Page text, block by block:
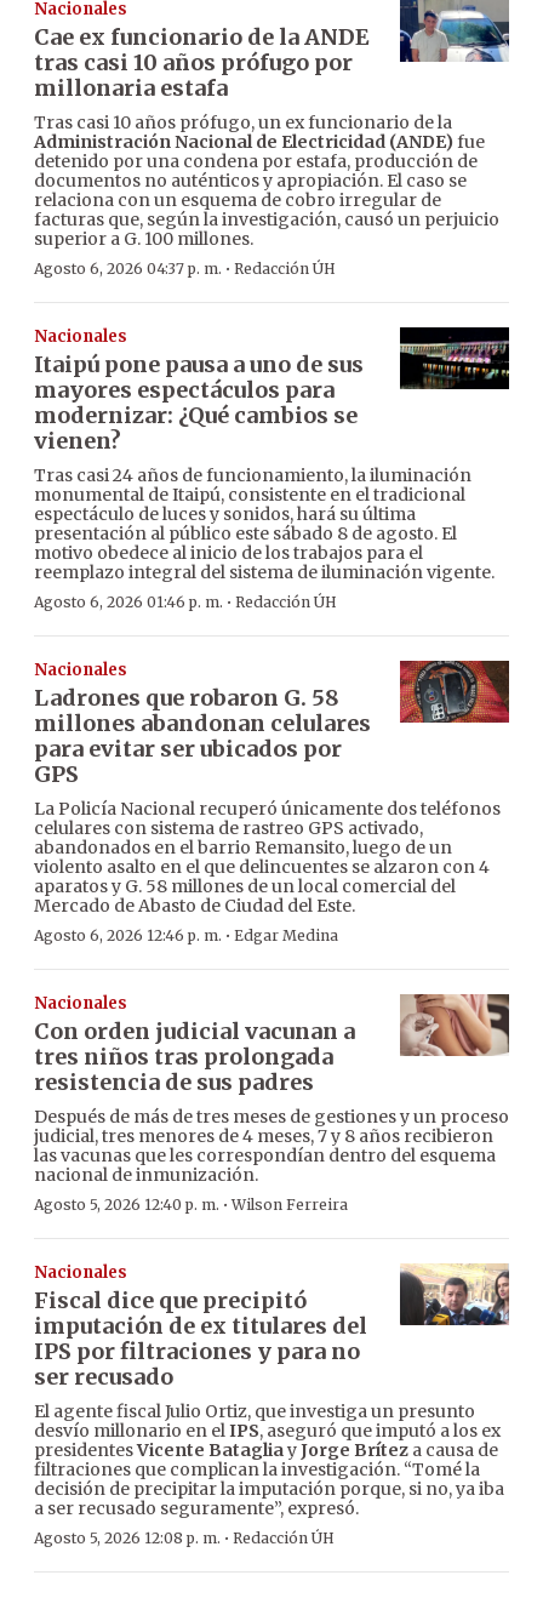
Nacionales
Cae ex funcionario de la ANDE
tras casi 10 años prófugo por
millonaria estafa
Tras casi 10 años prófugo, un ex funcionario de la
Administración Nacional de Electricidad (ANDE)fue
detenido por una condena por estafa, producción de
documentos no auténticos y apropiación. El caso se
relaciona con un esquema de cobro irregular de
facturas que, según la investigación, causó un perjuicio
superior a G. 100 millones.
Agosto 6, 2026 04:37 p. m. · Redacción ÚH
Nacionales
Itaipú pone pausa a uno de sus
mayores espectáculos para
modernizar: ¿Qué cambios se
vienen?
Tras casi 24 años de funcionamiento, la iluminación
monumental de Itaipú, consistente en el tradicional
espectáculo de luces y sonidos, hará su última
presentación al público este sábado 8 de agosto. El
motivo obedece al inicio de los trabajos para el
reemplazo integral del sistema de iluminación vigente.
Agosto 6, 2026 01:46 p. m. · Redacción ÚH
Nacionales
Ladrones que robaron G. 58
millones abandonan celulares
para evitar ser ubicados por
GPS
La Policía Nacional recuperó únicamente dos teléfonos
celulares con sistema de rastreo GPS activado,
abandonados en el barrio Remansito, luego de un
violento asalto en el que delincuentes se alzaron con 4
aparatos y G. 58 millones de un local comercial del
Mercado de Abasto de Ciudad del Este.
Agosto 6, 2026 12:46 p. m. · Edgar Medina
Nacionales
Con orden judicial vacunan a
tres niños tras prolongada
resistencia de sus padres
Después de más de tres meses de gestiones y un proceso
judicial, tres menores de 4 meses, 7 y 8 años recibieron
las vacunas que les correspondían dentro del esquema
nacional de inmunización.
Agosto 5, 2026 12:40 p. m. ·Wilson Ferreira
Nacionales
Fiscal dice que precipitó
imputación de ex titulares del
IPS por filtraciones y para no
ser recusado
El agente fiscal Julio Ortiz, que investiga un presunto
desvío millonario en elIPS, aseguró que imputó a los ex
presidentesVicente BatagliayJorge Brítez a causa de
filtraciones que complican la investigación. “Tomé la
decisión de precipitar la imputación porque, si no, ya iba
a ser recusado seguramente”, expresó.
Agosto 5, 2026 12:08 p. m. · Redacción ÚH